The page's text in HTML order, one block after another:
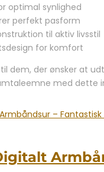
optimal synlighed
perfekt pasform
til aktiv livsstil
for komfort
dem, der ønsker at
med dette